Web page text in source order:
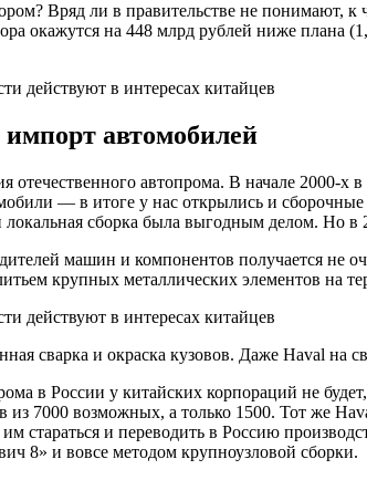
Вряд ли в правительстве не понимают,
окажутся на 448 млрд рублей ниже плана
автомобилей
отечественного автопрома. В начале
— в итоге у нас открылись и
сборка была выгодным делом. Но в
машин и компонентов получается не
крупных металлических элементов на
сварка и окраска кузовов. Даже Haval на
в России у китайских корпораций не
из 7000 возможных, а только 1500. Тот же
стараться и переводить в Россию
8» и вовсе методом крупноузловой сборки.